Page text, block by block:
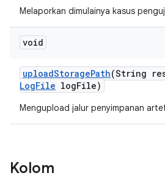
Melaporkan dimulainya kasus
void
uploadStoragePath(String
LogFile logFile)
Mengupload jalur penyimpanan
Kolom